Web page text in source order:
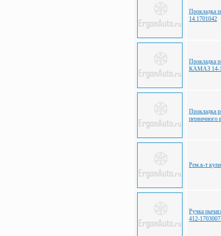
Прокладка
14.1701042
Прокладка
КАМАЗ 14-
Прокладка
Рем.к-т
Ручка
412-